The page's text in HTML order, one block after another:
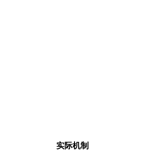
实际机制